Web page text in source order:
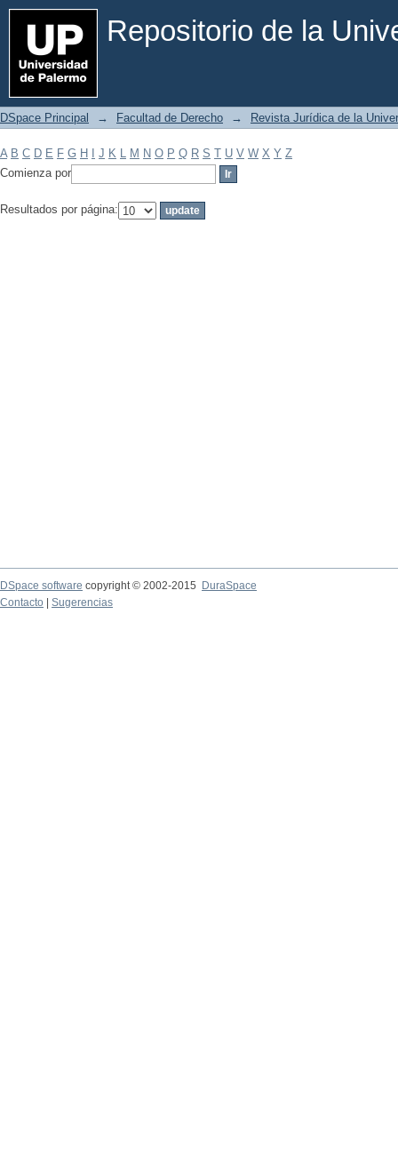
Repositorio de la
Filtrar por: Materia
DSpace Principal → Facultad de Derecho → Revista Jurídica de la
A B C D E F G H J K L M N O P Q R S T U V W X Y Z
Comienza por
Resultados por página:
DSpace software copyright © 2002-2015
DuraSpace
Contacto
Sugerencias